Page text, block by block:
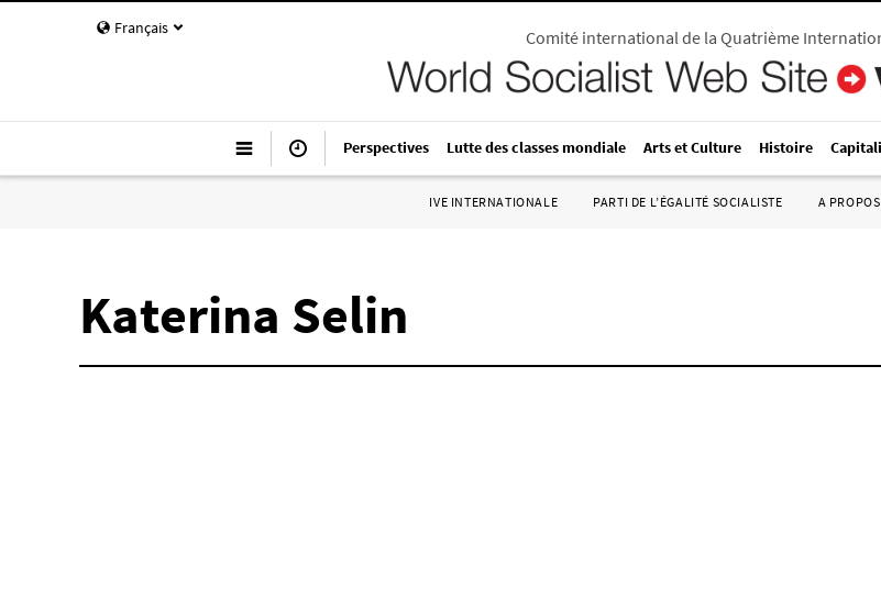
Français Comité international de la Quatrième
Perspectives Lutte des classes mondiale Arts et Culture Histoire
IVE INTERNATIONALE PARTI DE L’ÉGALITÉ SOCIALISTE A
Katerina Selin